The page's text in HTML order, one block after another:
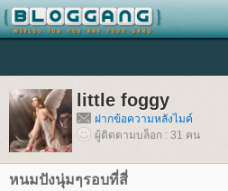
little foggy
ฝากข้อความหลังไมค์
ผู้ติดตามบล็อก : 31 คน
หนมปังนุ่มๆรอบที่สี่